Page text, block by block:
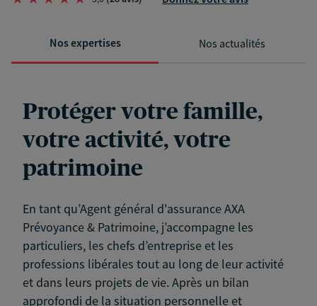
Nos expertises Nos actualités
Protéger votre famille,
votre activité, votre
patrimoine
En tant qu’Agent général d'assurance AXA
Prévoyance & Patrimoine, j’accompagne les
particuliers, les chefs d’entreprise et les
professions libérales tout au long de leur activité
et dans leurs projets de vie. Après un bilan
approfondi de la situation personnelle et